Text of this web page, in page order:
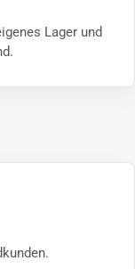
Lager und